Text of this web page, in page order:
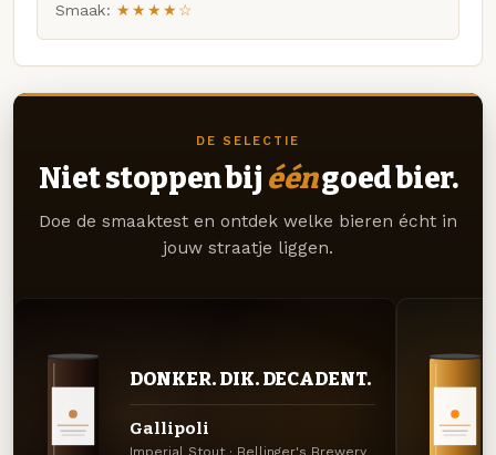
Smaak: ★★★★☆
DE SELECTIE
Niet stoppen bij ééngoed bier.
Doe de smaaktest en ontdek welke bieren écht in
jouw straatje liggen.
DONKER. DIK. DECADENT.
Gallipoli
Imperial Stout · Bellinger's Brewery